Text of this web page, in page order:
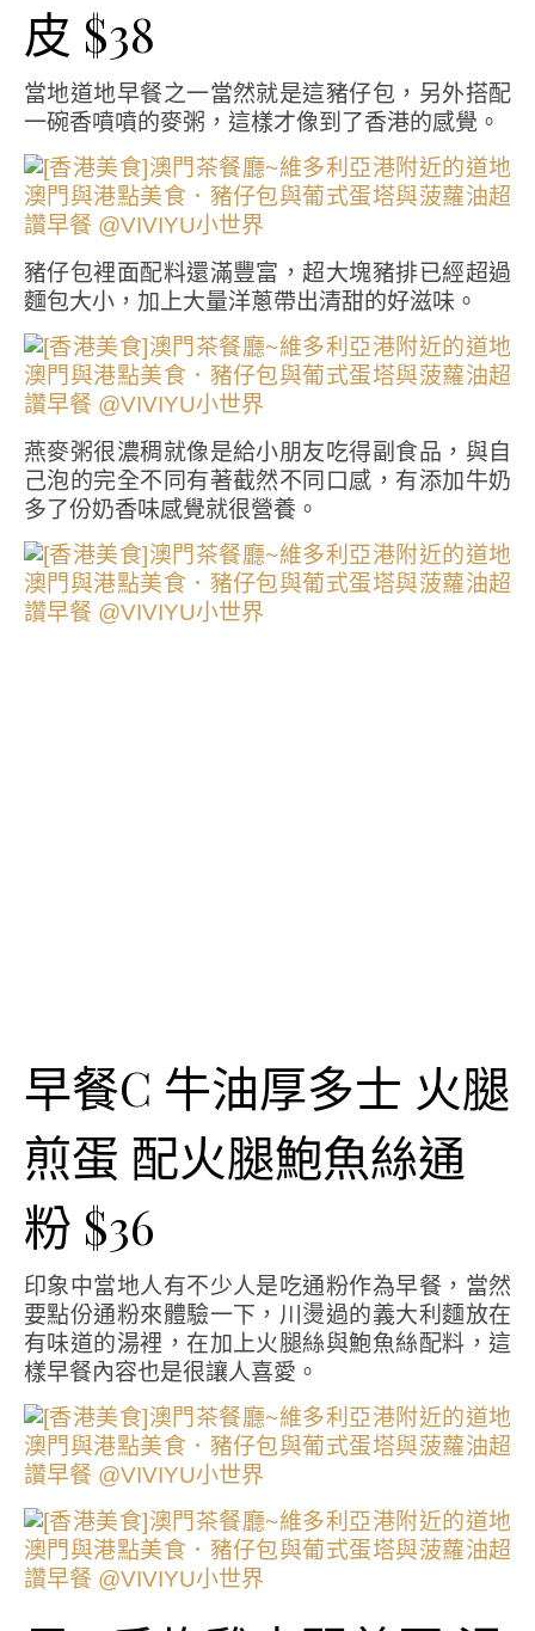
皮 $38
當地道地早餐之一當然就是這豬仔包，另外搭配
一碗香噴噴的麥粥，這樣才像到了香港的感覺。
豬仔包裡面配料還滿豐富，超大塊豬排已經超過
麵包大小，加上大量洋蔥帶出清甜的好滋味。
燕麥粥很濃稠就像是給小朋友吃得副食品，與自
己泡的完全不同有著截然不同口感，有添加牛奶
多了份奶香味感覺就很營養。
早餐C 牛油厚多士 火腿
煎蛋 配火腿鮑魚絲通
粉 $36
印象中當地人有不少人是吃通粉作為早餐，當然
要點份通粉來體驗一下，川燙過的義大利麵放在
有味道的湯裡，在加上火腿絲與鮑魚絲配料，這
樣早餐內容也是很讓人喜愛。